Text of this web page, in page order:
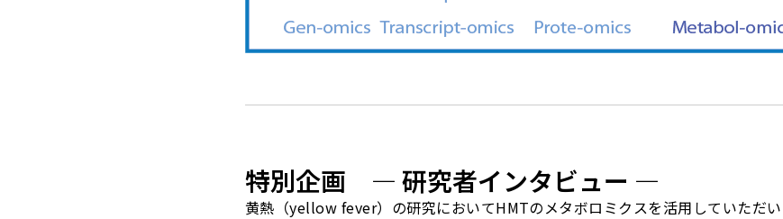
特別企画 ― 研究者インタビュー ―
黄熱（yellow fever）の研究においてHMTのメタボロミクスを活用していただ